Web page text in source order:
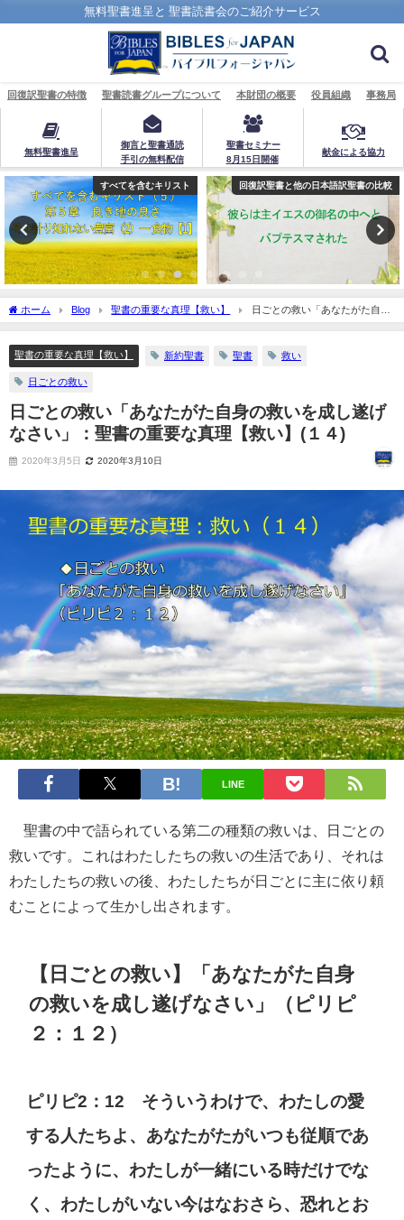
無料聖書進呈と 聖書読書会のご紹介サービス
回復訳聖書の特徴 聖書読書グループについて 本財団の概要 役員組織 事務局
無料聖書進呈
御言と聖書通読
手引の無料配信
聖書セミナー
8月15日開催
献金による協力
すべてを含むキリスト 回復訳聖書と他の日本語訳聖書の比較
ホーム Blog 聖書の重要な真理【救い】
日ごとの救い「あなたがた自身
の救いを成し遂げなさい」：聖書の重要な真理【救い】(１４)
聖書の重要な真理【救い】 新約聖書 聖書 救い
日ごとの救い
日ごとの救い「あなたがた自身の救いを成し遂げ
なさい」：聖書の重要な真理【救い】(１４)
2020年3月5日 2020年3月10日
LINE
聖書の中で語られている第二の種類の救いは、日ごとの
救いです。これはわたしたちの救いの生活であり、それは
わたしたちの救いの後、わたしたちが日ごとに主に依り頼
むことによって生かし出されます。
【日ごとの救い】「あなたがた自身
の救いを成し遂げなさい」（ピリピ
２：１２）
ピリピ2：12 そういうわけで、わたしの愛
する人たちよ、あなたがたがいつも従順であ
ったように、わたしが一緒にいる時だけでな
く、わたしがいない今はなおさら、恐れとお